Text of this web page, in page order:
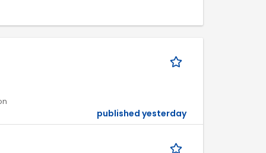
published yesterday